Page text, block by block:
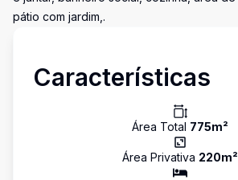
pátio com jardim,.
Características
Área Total 775m²
Área Privativa 220m²